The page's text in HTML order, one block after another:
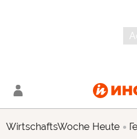
WirtschaftsWoche Heute